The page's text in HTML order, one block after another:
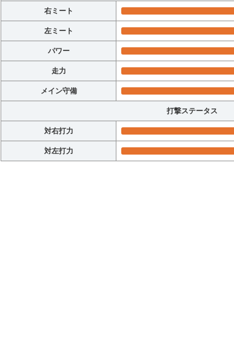
右ミート
左ミート
パワー
走力
メイン守備
打撃ステータス
対右打力
対左打力